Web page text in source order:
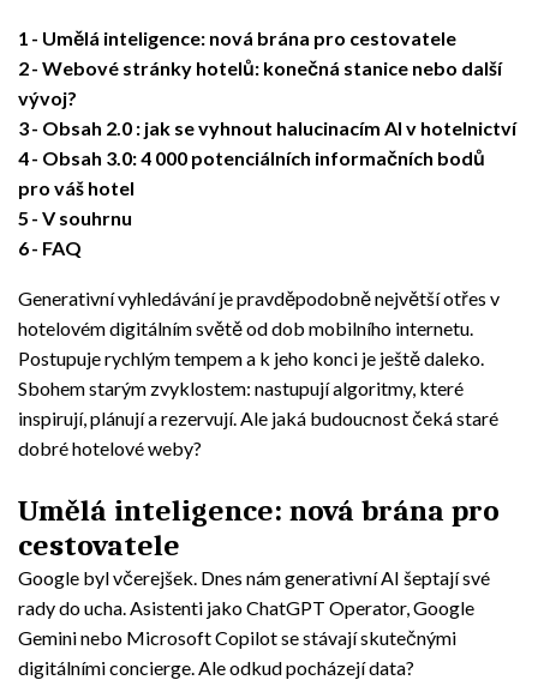
1
Umělá inteligence: nová brána pro cestovatele
2 Webové stránky hotelů: konečná stanice nebo další
vývoj?
3
Obsah 2.0 : jak se vyhnout halucinacím AI v hotelnictví
4
Obsah 3.0: 4 000 potenciálních informačních bodů
pro váš hotel
5
V souhrnu
6
FAQ
Generativní vyhledávání je pravděpodobně největší otřes v
hotelovém digitálním světě od dob mobilního internetu.
Postupuje rychlým tempem a k jeho konci je ještě daleko.
Sbohem starým zvyklostem: nastupují algoritmy, které
inspirují, plánují a rezervují. Ale jaká budoucnost čeká staré
dobré hotelové weby?
Umělá inteligence: nová brána pro
cestovatele
Google byl včerejšek. Dnes nám generativní AI šeptají své
rady do ucha. Asistenti jako ChatGPT Operator, Google
Gemini nebo Microsoft Copilot se stávají skutečnými
digitálními concierge. Ale odkud pocházejí data?